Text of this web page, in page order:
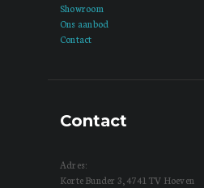
Showroom
Ons aanbod
Contact
Contact
Adres:
Korte Bunder 3, 4741 TV Hoeven